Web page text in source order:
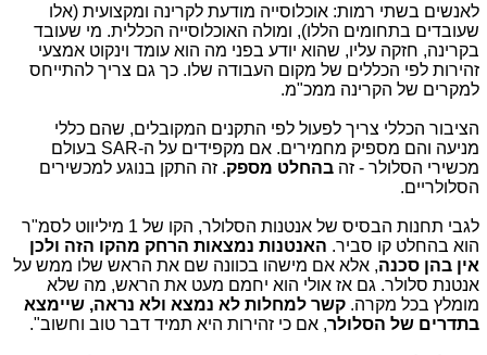
לאנשים בשתי רמות: אוכלוסייה מודעת לקרינה ומקצועית (אלו
שעובדים בתחומים הללו), ומולה האוכלוסייה הכללית. מי שעובד
בקרינה, חזקה עליו, שהוא יודע בפני מה הוא עומד וינקוט אמצעי
זהירות לפי הכללים של מקום העבודה שלו. כך גם צריך להתייחס
למקרים של הקרינה ממכ"מ.
הציבור הכללי צריך לפעול לפי התקנים המקובלים, שהם כללי
מניעה והם מספיק מחמירים. אם מקפידים על ה-SAR בעולם
מכשירי הסלולר - זה בהחלט מספק. זה התקן בנוגע למכשירים
הסלולריים.
לגבי תחנות הבסיס של אנטנות הסלולר, הקו של 1 מיליווט לסמ"ר
הוא בהחלט קו סביר. האנטנות נמצאות הרחק מהקו הזה ולכן
אין בהן סכנה, אלא אם מישהו בכוונה שם את הראש שלו ממש על
אנטנת סלולר. גם אז אולי הוא יחמם מעט את הראש, מה שלא
מומלץ בכל מקרה. קשר למחלות לא נמצא ולא נראה, שיימצא
בתדרים של הסלולר, אם כי זהירות היא תמיד דבר טוב וחשוב".